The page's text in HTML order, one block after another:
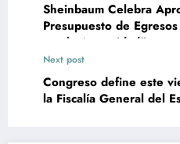
Sheinbaum Celebra
Presupuesto de
con la Austeridad”
Next post
Congreso define este
la Fiscalía General del